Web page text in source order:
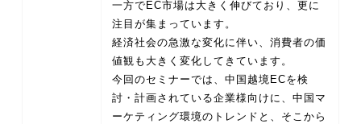
一方でEC市場は大きく伸びており、更に
注目が集まっています。
経済社会の急激な変化に伴い、消費者の価
値観も大きく変化してきています。
今回のセミナーでは、中国越境ECを検
討・計画されている企業様向けに、中国マ
ーケティング環境のトレンドと、そこから